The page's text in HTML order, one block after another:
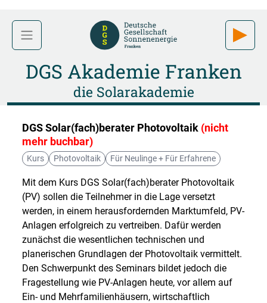
DGS Akademie Franken
die Solarakademie
DGS Solar(fach)berater Photovoltaik (nicht
mehr buchbar)
Kurs Photovoltaik Für Neulinge + Für Erfahrene
Mit dem Kurs DGS Solar(fach)berater Photovoltaik
(PV) sollen die Teilnehmer in die Lage versetzt
werden, in einem herausfordernden Marktumfeld, PV-
Anlagen erfolgreich zu vertreiben. Dafür werden
zunächst die wesentlichen technischen und
planerischen Grundlagen der Photovoltaik vermittelt.
Den Schwerpunkt des Seminars bildet jedoch die
Fragestellung wie PV-Anlagen heute, vor allem auf
Ein- und Mehrfamilienhäusern, wirtschaftlich